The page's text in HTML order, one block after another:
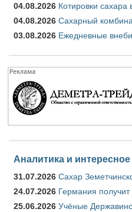
04.08.2026 Котировки
04.08.2026 Сахарный
03.08.2026 Ежедневные
Аналитика и интересное
31.07.2026 Сахар
24.07.2026 Германия
25.06.2026 Учёные